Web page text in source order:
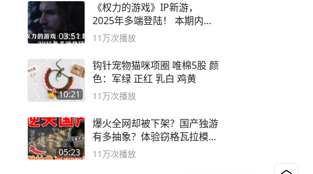
03:51
《权力的游戏》IP新游，
2025年多端登陆！ 本期内容
概要
11万次播放
10:21
钩针宠物猫咪项圈 唯棉5股 颜
色：军绿 正红 乳白 鸡黄
11万次播放
05:23
爆火全网却被下架？国产独游
有多抽象？体验窃格瓦拉模拟
器！
11万次播放